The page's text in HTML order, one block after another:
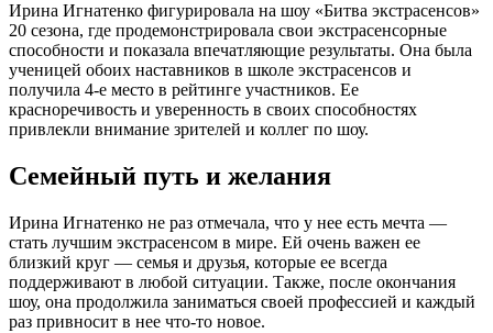
Ирина Игнатенко фигурировала на шоу «Битва экстрасенсов»
20 сезона, где продемонстрировала свои экстрасенсорные
способности и показала впечатляющие результаты. Она была
ученицей обоих наставников в школе экстрасенсов и
получила 4-е место в рейтинге участников. Ее
красноречивость и уверенность в своих способностях
привлекли внимание зрителей и коллег по шоу.
Семейный путь и желания
Ирина Игнатенко не раз отмечала, что у нее есть мечта —
стать лучшим экстрасенсом в мире. Ей очень важен ее
близкий круг — семья и друзья, которые ее всегда
поддерживают в любой ситуации. Также, после окончания
шоу, она продолжила заниматься своей профессией и каждый
раз привносит в нее что-то новое.